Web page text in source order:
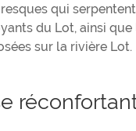
qui
du Lot, ainsi
sur la rivière Lot.